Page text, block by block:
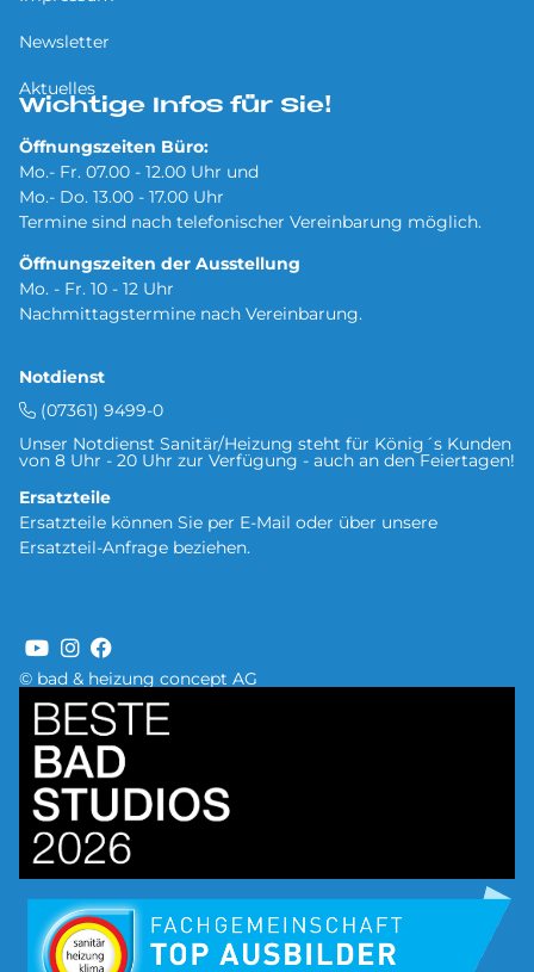
© bad & heizung concept AG
Newsletter
Aktuelles
Wichtige Infos für Sie!
Öffnungszeiten Büro:
Mo.- Fr. 07.00 - 12.00 Uhr und
Mo.- Do. 13.00 - 17.00 Uhr
Termine sind nach telefonischer Vereinbarung möglich.
Öffnungszeiten der Ausstellung
Mo. - Fr. 10 - 12 Uhr
Nachmittagstermine nach Vereinbarung.
Notdienst
(07361) 9499-0
Unser Notdienst Sanitär/Heizung steht für König´s Kunden
von 8 Uhr - 20 Uhr zur Verfügung - auch an den Feiertagen!
Ersatzteile
Ersatzteile können Sie per E-Mail oder über unsere
Ersatzteil-Anfrage beziehen.